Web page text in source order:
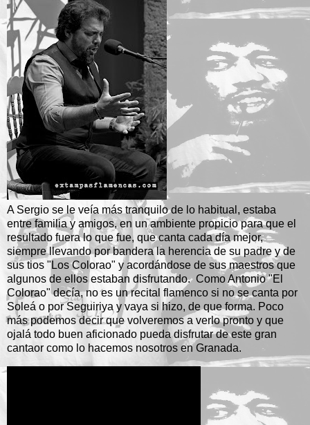
A Sergio se le veía más tranquilo de lo habitual, estaba
entre familia y amigos, en un ambiente propicio para que el
resultado fuera lo que fue, que canta cada día mejor,
siempre llevando por bandera la herencia de su padre y de
sus tios "Los Colorao" y acordándose de sus maestros que
algunos de ellos estaban disfrutando. Como Antonio "El
Colorao" decía, no es un recital flamenco si no se canta por
Soleá o por Seguiriya y vaya si hizo, de que forma. Poco
más podemos decir que volveremos a verlo pronto y que
ojalá todo buen aficionado pueda disfrutar de este gran
cantaor como lo hacemos nosotros en Granada.